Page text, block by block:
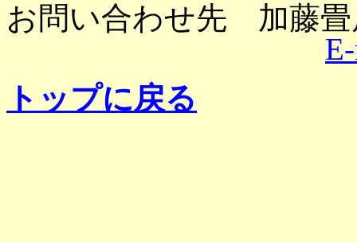
お問い合わせ先 加藤
トップに戻る